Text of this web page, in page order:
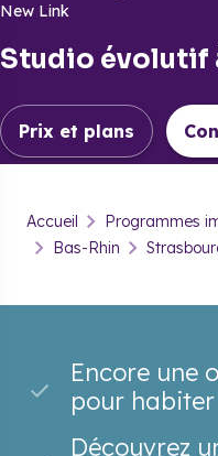
New Link
Studio évolutif
Prix et plans
New Link
Accueil Programmes
Bas-Rhin
Encore une
pour
Découvrez